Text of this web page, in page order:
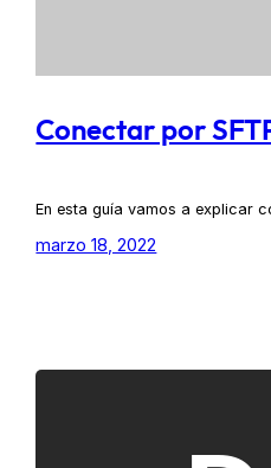
Conectar por
En esta guía vamos a explicar
marzo 18, 2022